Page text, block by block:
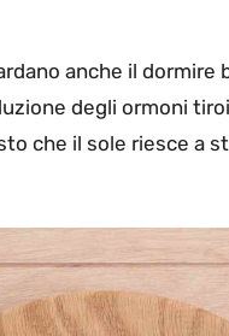
anche il dormire
degli ormoni
che il sole riesce